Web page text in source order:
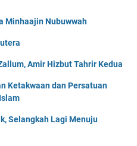
Minhaajin Nubuwwah
Amir Hizbut Tahrir Kedua
Ketakwaan dan Persatuan
Selangkah Lagi Menuju